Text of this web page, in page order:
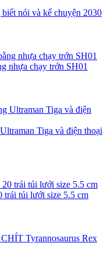
nói và kể chuyện 2030
nhựa chạy trớn SH01
Tiga và điện thoại
trái túi lưới size 5.5 cm